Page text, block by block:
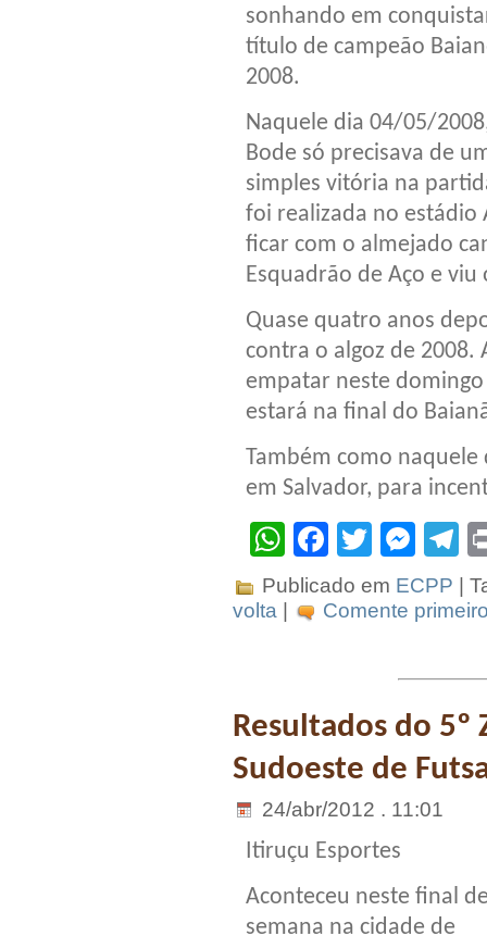
sonhando em
título de campeão
2008.
Naquele dia 04/05/
Bode só precisava de
simples vitória na
foi realizada no estádio
ficar com o almejado
Esquadrão de Aço e
Quase quatro anos
contra o algoz de 2008.
empatar neste
estará na final do
Também como
em Salvador, para
WhatsApp
Facebook
Twitter
Publicado em ECPP |
volta
Comente
Resultados do 5º
Sudoeste de
24/abr/2012 . 11:01
Itiruçu Esportes
Aconteceu neste final
semana na cidade de